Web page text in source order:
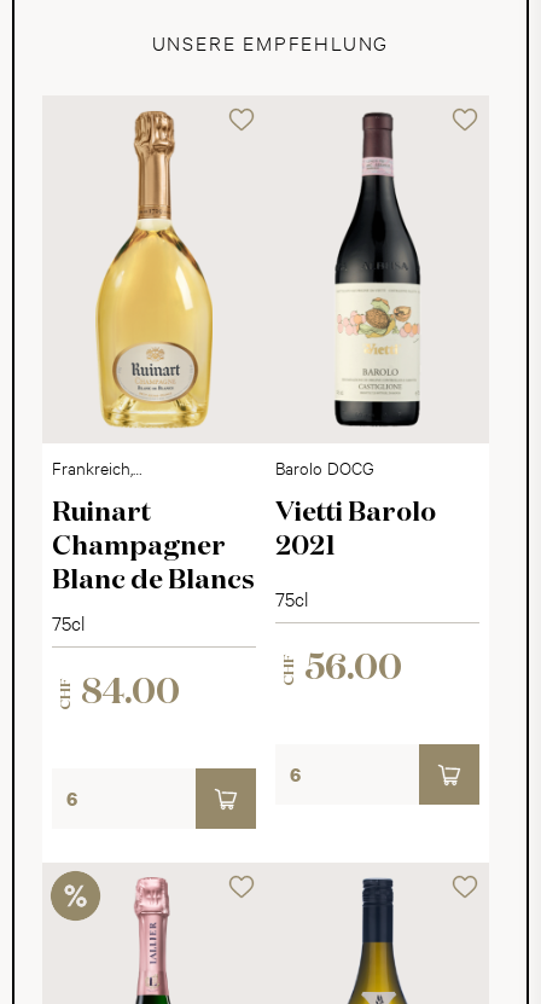
UNSERE EMPFEHLUNG
Frankreich,
Champagne
Ruinart
Champagner
Blanc de Blancs
75cl
CHF 84.00
Barolo DOCG
Vietti Barolo
2021
75cl
CHF 56.00